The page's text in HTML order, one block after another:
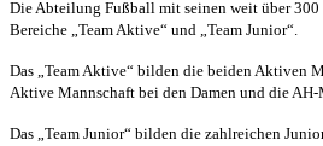
Die Abteilung Fußball mit seinen weit über
Bereiche „Team Aktive“ und „Team Junior“.
Das „Team Aktive“ bilden die beiden Aktiven
Aktive Mannschaft bei den Damen und die
Das „Team Junior“ bilden die zahlreichen